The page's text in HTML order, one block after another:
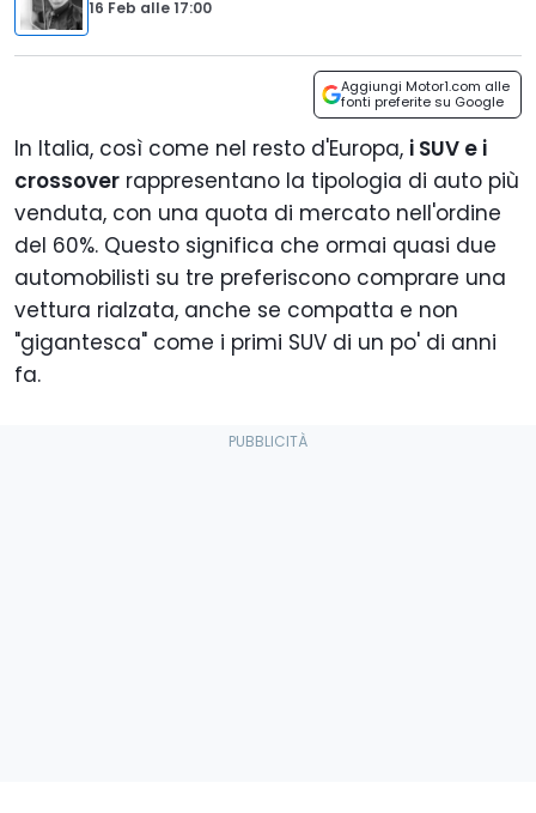
16 Feb alle17:00
Aggiungi Motor1.com alle
fonti preferite su Google
In Italia, così come nel resto d'Europa, i SUV e i
crossover rappresentano la tipologia di auto più
venduta, con una quota di mercato nell'ordine
del 60%. Questo significa che ormai quasi due
automobilisti su tre preferiscono comprare una
vettura rialzata, anche se compatta e non
"gigantesca" come i primi SUV di un po' di anni
fa.